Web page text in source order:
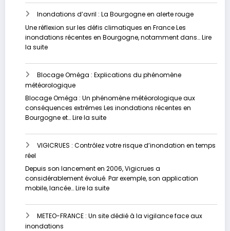
inondations
dévastatrices
en
Russie
Kazakhstan
Inondations d’avril : La Bourgogne en alerte rouge
Une réflexion sur les défis climatiques en France Les
inondations récentes en Bourgogne, notamment dans…Lire
la suite:
d’avril
:
La
Bourgogne
en
alerte
Blocage Oméga : Explications du phénomène
météorologique
Blocage Oméga : Un phénomène météorologique aux
conséquences extrêmes Les inondations récentes en
Bourgogne et…Lire la suite:
Oméga
:
du
phénomène
météorologique
VIGICRUES : Contrôlez votre risque d’inondation en temps
réel
Depuis son lancement en 2006, Vigicrues a
considérablement évolué. Par exemple, son application
mobile, lancée…Lire la suite:
:
Contrôlez
METEO-FRANCE : Un site dédié à la vigilance face aux
inondations